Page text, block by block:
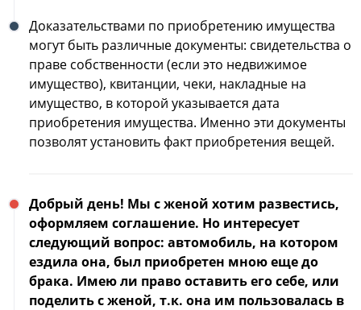
Доказательствами по приобретению имущества
могут быть различные документы: свидетельства о
праве собственности (если это недвижимое
имущество), квитанции, чеки, накладные на
имущество, в которой указывается дата
приобретения имущества. Именно эти документы
позволят установить факт приобретения вещей.
Добрый день! Мы с женой хотим развестись,
оформляем соглашение. Но интересует
следующий вопрос: автомобиль, на котором
ездила она, был приобретен мною еще до
брака. Имею ли право оставить его себе, или
поделить с женой, т.к. она им пользовалась в